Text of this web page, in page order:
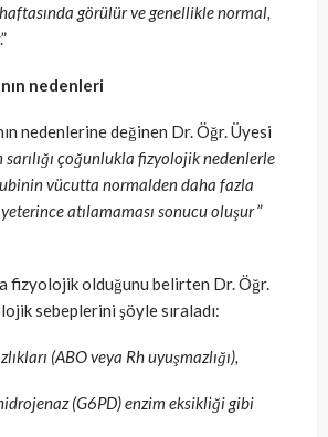
görülür ve genellikle normal,
.”
nedenleri
nedenlerine değinen Dr. Öğr. Üyesi
sarılığı çoğunlukla fizyolojik nedenlerle
vücutta normalden daha fazla
atılamaması sonucu oluşur”
fizyolojik olduğunu belirten Dr. Öğr.
sebeplerini şöyle sıraladı:
(ABO veya Rh uyuşmazlığı),
(G6PD) enzim eksikliği gibi